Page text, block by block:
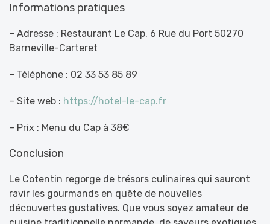
Informations pratiques
– Adresse : Restaurant Le Cap, 6 Rue du Port 50270
Barneville-Carteret
– Téléphone : 02 33 53 85 89
– Site web : https://hotel-le-cap.fr
– Prix : Menu du Cap à 38€
Conclusion
Le Cotentin regorge de trésors culinaires qui sauront
ravir les gourmands en quête de nouvelles
découvertes gustatives. Que vous soyez amateur de